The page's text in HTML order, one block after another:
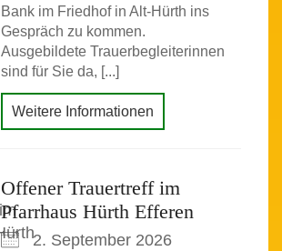
Bank im Friedhof in Alt-Hürth ins
Gespräch zu kommen.
Ausgebildete Trauerbegleiterinnen
sind für Sie da, [...]
Weitere Informationen
Offener Trauertreff im
Pfarrhaus Hürth Efferen
2. September 2026